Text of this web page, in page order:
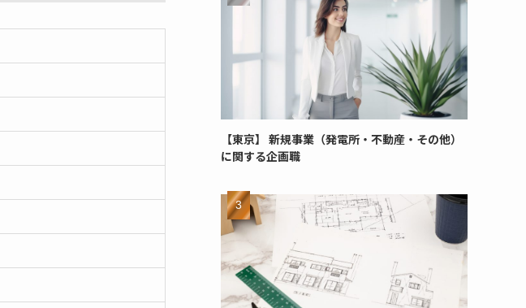
【東京】 新規事業（発電所・不動産・その他）
に関する企画職